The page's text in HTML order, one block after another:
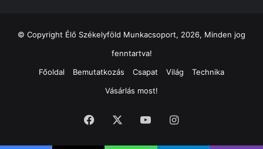
© Copyright Élő Székelyföld Munkacsoport, 2026, Minden jog
fenntartva!
Főoldal
Bemutatkozás Csapat Világ
Technika
Vásárlás most!
Facebook YouTubeInstagram